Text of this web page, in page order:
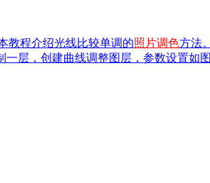
教程介绍光线比较单调的照片调色方法
层，创建曲线调整图层，参数设置如